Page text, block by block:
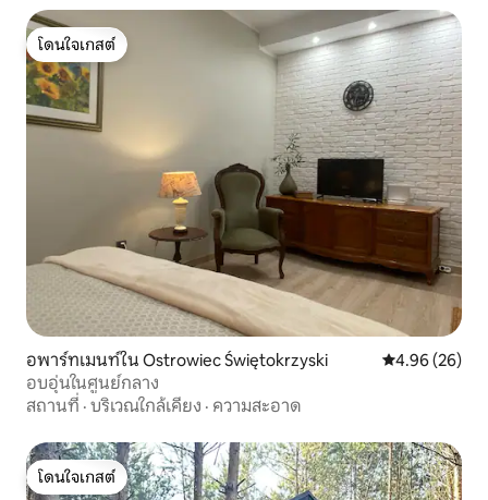
โดนใจเกสต์
โดนใจเกสต์
อพาร์ทเมนท์ใน Ostrowiec Świętokrzyski คะแนนเฉลี่ย
4.96 (26)
อบอุ่นในศูนย์กลาง
สถานที่ · บริเวณใกล้เคียง · ความสะอาด
โดนใจเกสต์
โดนใจเกสต์